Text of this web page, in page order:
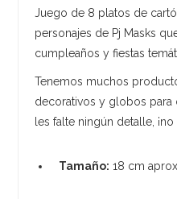
Juego de 8 platos de
personajes de Pj Masks
cumpleaños y fiestas
Tenemos muchos
decorativos y globos para
les falte ningún detalle,
Tamaño: 18 cm aprox.